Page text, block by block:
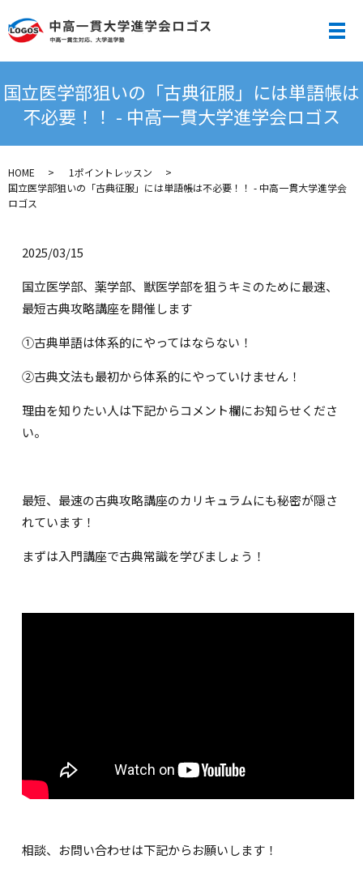
メ
国立医学部狙いの「古典征服」には単語帳は
不必要！！ - 中高一貫大学進学会ロゴス
HOME
1ポイントレッスン
国立医学部狙いの「古典征服」には単語帳は不必要！！ - 中高一貫大学進学会
ロゴス
2025/03/15
国立医学部、薬学部、獣医学部を狙うキミのために最速、
最短古典攻略講座を開催します
①古典単語は体系的にやってはならない！
②古典文法も最初から体系的にやっていけません！
理由を知りたい人は下記からコメント欄にお知らせくださ
い。
最短、最速の古典攻略講座のカリキュラムにも秘密が隠さ
れています！
まずは入門講座で古典常識を学びましょう！
相談、お問い合わせは下記からお願いします！